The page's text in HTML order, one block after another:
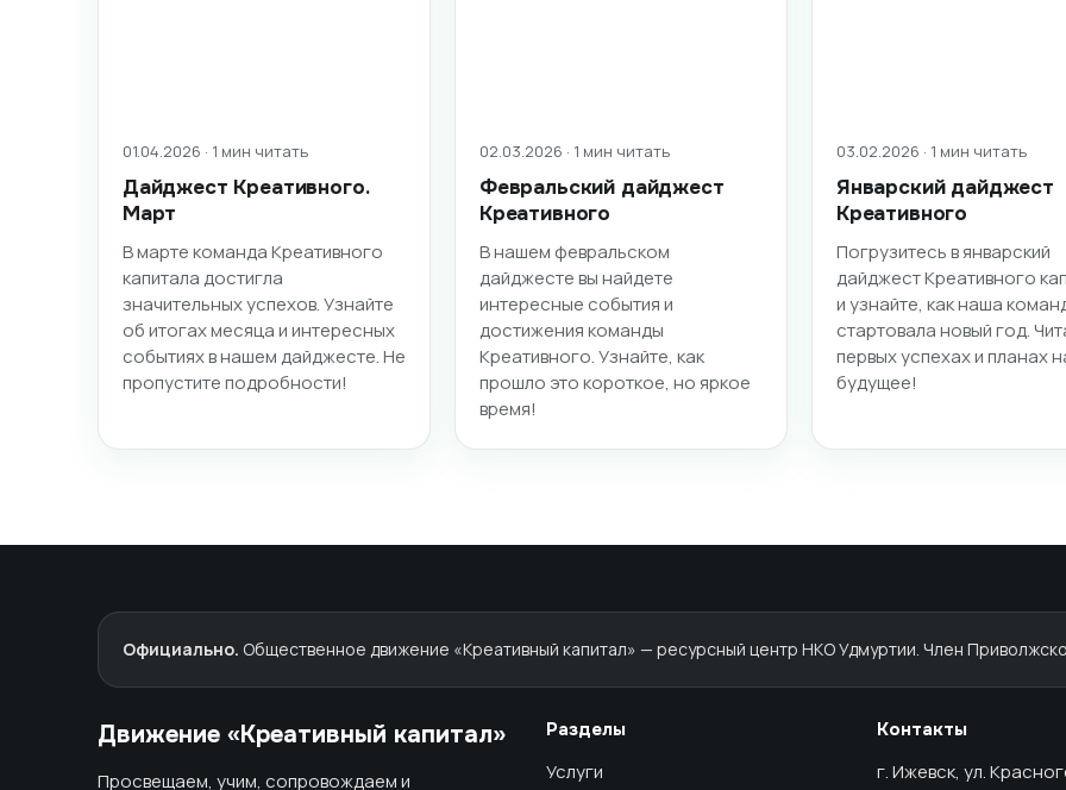
01.04.2026 · 1 мин читать
Дайджест Креативного.
Март
В марте команда Креативного
капитала достигла
значительных успехов. Узнайте
об итогах месяца и интересных
событиях в нашем дайджесте. Не
пропустите подробности!
02.03.2026 · 1 мин читать
Февральский дайджест
Креативного
В нашем февральском
дайджесте вы найдете
интересные события и
достижения команды
Креативного. Узнайте, как
прошло это короткое, но яркое
время!
03.02.2026 · 1 мин читать
Январский дайджест
Креативного
Погрузитесь в январский
дайджест Креативного
и узнайте, как наша
стартовала новый год.
первых успехах и планах
будущее!
Официально. Общественное движение «Креативный капитал» — ресурсный центр НКО Удмуртии. Член
Движение «Креативный капитал»
Просвещаем, учим, сопровождаем и
Разделы
Услуги
Контакты
г. Ижевск, ул.